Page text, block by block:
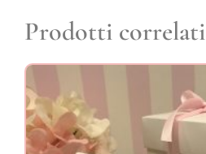
Prodotti correlati